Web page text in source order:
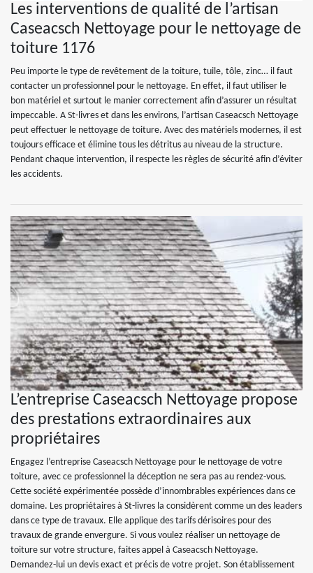
Les interventions de qualité de l’artisan
Caseacsch Nettoyage pour le nettoyage de
toiture 1176
Peu importe le type de revêtement de la toiture, tuile, tôle, zinc… il faut
contacter un professionnel pour le nettoyage. En effet, il faut utiliser le
bon matériel et surtout le manier correctement afin d’assurer un résultat
impeccable. A St-livres et dans les environs, l’artisan Caseacsch Nettoyage
peut effectuer le nettoyage de toiture. Avec des matériels modernes, il est
toujours efficace et élimine tous les détritus au niveau de la structure.
Pendant chaque intervention, il respecte les règles de sécurité afin d’éviter
les accidents.
L’entreprise Caseacsch Nettoyage propose
des prestations extraordinaires aux
propriétaires
Engagez l’entreprise Caseacsch Nettoyage pour le nettoyage de votre
toiture, avec ce professionnel la déception ne sera pas au rendez-vous.
Cette société expérimentée possède d’innombrables expériences dans ce
domaine. Les propriétaires à St-livres la considèrent comme un des leaders
dans ce type de travaux. Elle applique des tarifs dérisoires pour des
travaux de grande envergure. Si vous voulez réaliser un nettoyage de
toiture sur votre structure, faites appel à Caseacsch Nettoyage.
Demandez-lui un devis exact et précis de votre projet. Son établissement